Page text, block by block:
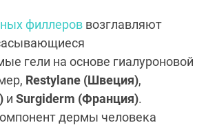
филлеров возглавляют
гели на основе гиалуроновой
Restylane (Швеция),
и Surgiderm (Франция).
дермы человека